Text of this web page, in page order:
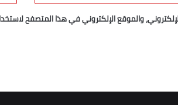
والموقع الإلكتروني في هذا المتصفح